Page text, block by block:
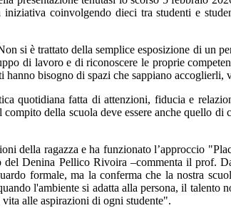
coinvolgendo dieci tra studenti e
si è trattato della semplice esposizione di un
di lavoro e di riconoscere le proprie
bisogno di spazi che sappiano accoglierli,
quotidiana fatta di attenzioni, fiducia e
della scuola deve essere anche quello
della ragazza e ha funzionato l’approccio
Denina Pellico Rivoira –commenta il prof.
formale, ma la conferma che la nostra
l'ambiente si adatta alla persona, il talento
alle aspirazioni di ogni studente".